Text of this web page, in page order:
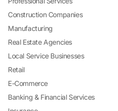
Construction Companies
Manufacturing
Real Estate Agencies
Local Service Businesses
Retail
E-Commerce
Banking & Financial Services